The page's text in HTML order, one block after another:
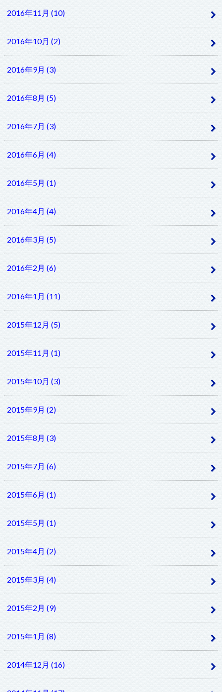
2016年11月 (10)
2016年10月 (2)
2016年9月 (3)
2016年8月 (5)
2016年7月 (3)
2016年6月 (4)
2016年5月 (1)
2016年4月 (4)
2016年3月 (5)
2016年2月 (6)
2016年1月 (11)
2015年12月 (5)
2015年11月 (1)
2015年10月 (3)
2015年9月 (2)
2015年8月 (3)
2015年7月 (6)
2015年6月 (1)
2015年5月 (1)
2015年4月 (2)
2015年3月 (4)
2015年2月 (9)
2015年1月 (8)
2014年12月 (16)